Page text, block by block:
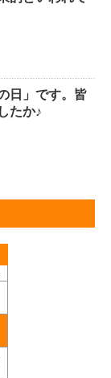
日」です。皆
たか♪